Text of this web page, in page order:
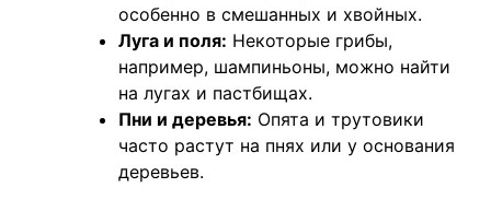
особенно в смешанных и хвойных.
Луга и поля: Некоторые грибы,
например, шампиньоны, можно найти
на лугах и пастбищах.
Пни и деревья: Опята и трутовики
часто растут на пнях или у основания
деревьев.